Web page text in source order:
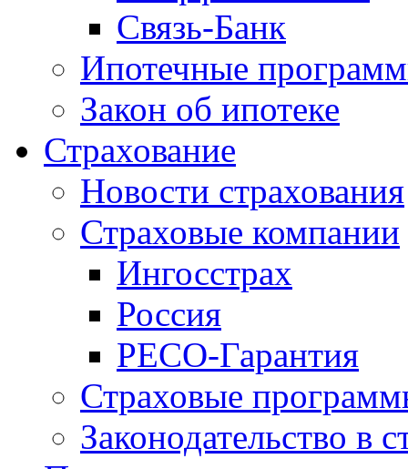
Связь-Банк
Ипотечные
Закон об ипотеке
Страхование
Новости страхования
Страховые компании
Ингосстрах
Россия
РЕСО-Гарантия
Страховые
Законодательство в